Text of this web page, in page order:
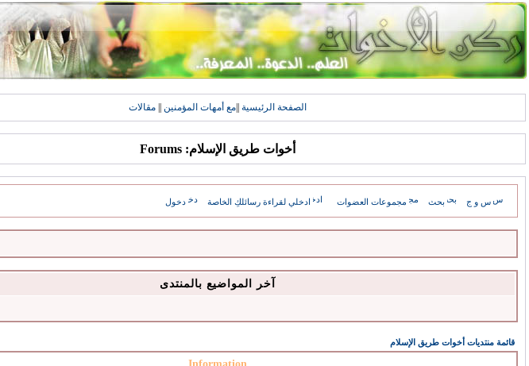
الصفحة الرئيسية مع أمهات المؤمنين مقالات
أخوات طريق الإسلام: Forums
س و ج بحث مجموعات العضوات ادخلي لقراءة رسائلكِ الخاصة دخول
آخر المواضيع بالمنتدى
قائمة منتديات أخوات طريق الإسلام